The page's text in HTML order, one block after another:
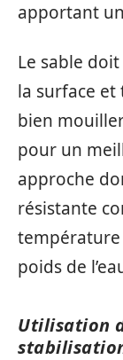
apportant
Le sable
la surface et
bien
pour un
approche
résistante
température
poids de
Utilisation